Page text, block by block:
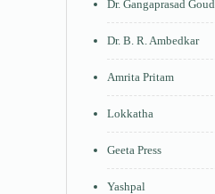
Dr. Gangaprasad Goud
Dr. B. R. Ambedkar
Amrita Pritam
Lokkatha
Geeta Press
Yashpal